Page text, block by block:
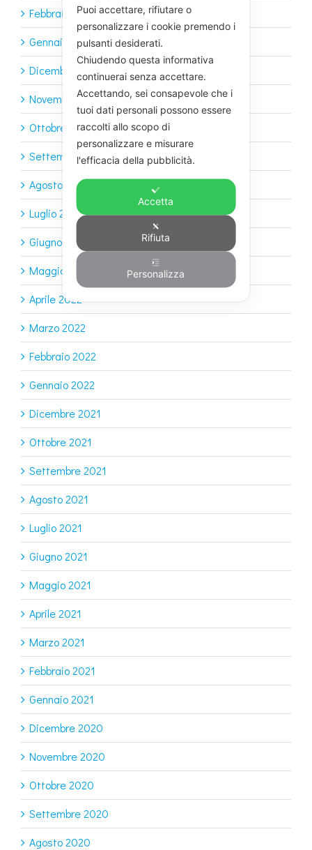
Febbraio 2023
Gennaio 2023
Dicembre 2022
Novembre 2022
Ottobre 2022
Settembre 2022
Agosto 2022
Luglio 2022
Giugno 2022
Maggio 2022
Aprile 2022
Marzo 2022
Febbraio 2022
Gennaio 2022
Dicembre 2021
Ottobre 2021
Settembre 2021
Agosto 2021
Luglio 2021
Giugno 2021
Maggio 2021
Aprile 2021
Marzo 2021
Febbraio 2021
Gennaio 2021
Dicembre 2020
Novembre 2020
Ottobre 2020
Settembre 2020
Agosto 2020
Puoi accettare, rifiutare o
personalizzare i cookie premendo i
pulsanti desiderati.
Chiudendo questa informativa
continuerai senza accettare.
Accettando, sei consapevole che i
tuoi dati personali possono essere
raccolti allo scopo di
personalizzare e misurare
l'efficacia della pubblicità.
Accetta
Rifiuta
Personalizza